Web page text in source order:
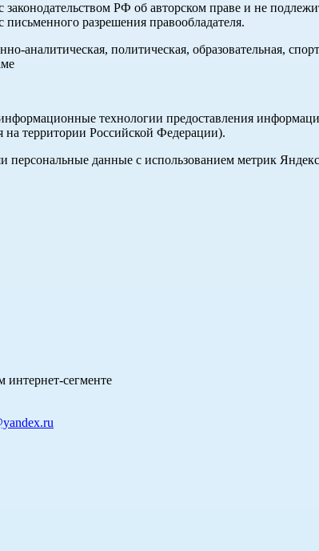
РФ об авторском праве и не
разрешения правообладателя.
политическая, образовательная,
технологии предоставления
на территории Российской Федерации).
персональные данные с использованием метрик
сегменте